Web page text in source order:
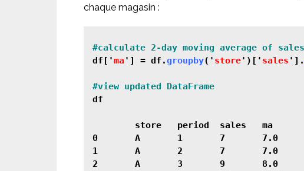
chaque magasin :
df['ma'] = df.groupby(' store')[' sales '].
df
        store	period	sales	ma
0	A	1	7	7.0
1	A	2	7	7.0
2	A	3	9	8.0